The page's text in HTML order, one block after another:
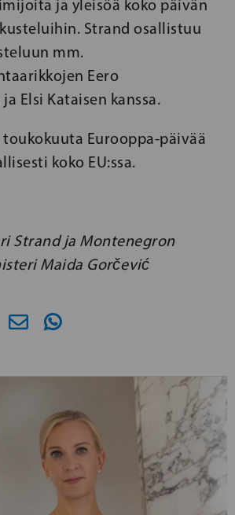
ja yleisöä koko päivän
Strand osallistuu
mm.
Eero
Elsi Kataisen kanssa.
toukokuuta Eurooppa-päivää
koko EU:ssa.
Strand ja Montenegron
Maida Gorčević